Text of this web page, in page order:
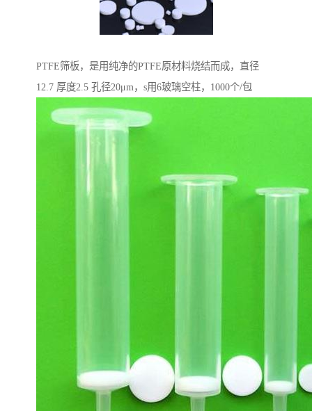
PTFE筛板，是用纯净的PTFE原材料烧结而成，直径
12.7 厚度2.5 孔径20μm，s用6玻璃空柱，1000个/包